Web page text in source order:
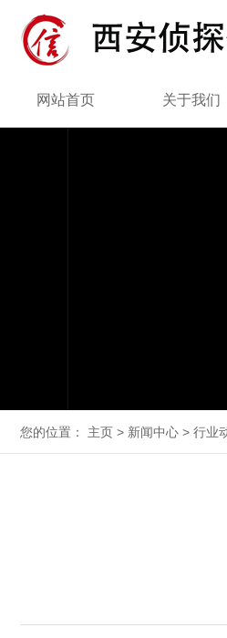
网站首页 关于我们
您的位置： 主页 > 新闻中心 > 行业